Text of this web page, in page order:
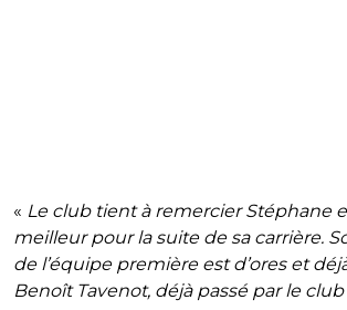
« Le club tient à remercier Stéphane
meilleur pour la suite de sa carrière.
de l’équipe première est d’ores et
Benoît Tavenot, déjà passé par le